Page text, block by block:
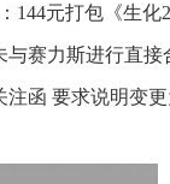
144元打包《生化
与赛力斯进行直接
说明变更为无实际控制人是否